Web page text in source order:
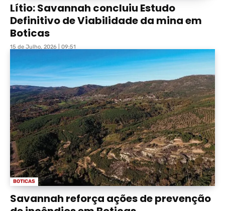
Lítio: Savannah concluiu Estudo
Definitivo de Viabilidade da mina em
Boticas
15 de Julho, 2026 | 09:51
BOTICAS
Savannah reforça ações de prevenção